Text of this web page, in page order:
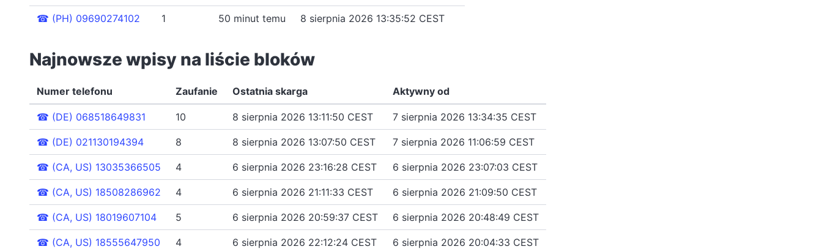
☎ (PH) 09690274102 1 50 minut temu 8 sierpnia 2026 13:35:52 CEST
Najnowsze wpisy na liście bloków
Numer telefonu Zaufanie Ostatnia skarga Aktywny od
☎ (DE) 068518649831 10 8 sierpnia 2026 13:11:50 CEST 7 sierpnia 2026 13:34:35 CEST
☎ (DE) 021130194394 8 8 sierpnia 2026 13:07:50 CEST 7 sierpnia 2026 11:06:59 CEST
☎ (CA, US) 13035366505 4 6 sierpnia 2026 23:16:28 CEST 6 sierpnia 2026 23:07:03 CEST
☎ (CA, US) 18508286962 4 6 sierpnia 2026 21:11:33 CEST 6 sierpnia 2026 21:09:50 CEST
☎ (CA, US) 18019607104 5 6 sierpnia 2026 20:59:37 CEST 6 sierpnia 2026 20:48:49 CEST
☎ (CA, US) 18555647950 4 6 sierpnia 2026 22:12:24 CEST 6 sierpnia 2026 20:04:33 CEST